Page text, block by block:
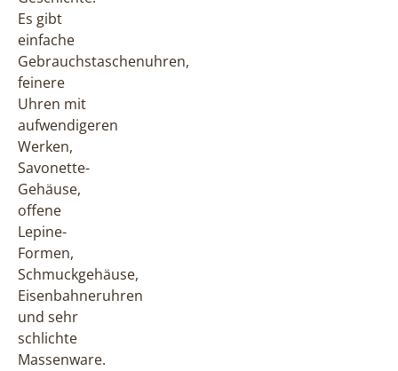
Es gibt
einfache
Gebrauchstaschenuhren,
feinere
Uhren mit
aufwendigeren
Werken,
Savonette-
Gehäuse,
offene
Lepine-
Formen,
Schmuckgehäuse,
Eisenbahneruhren
und sehr
schlichte
Massenware.